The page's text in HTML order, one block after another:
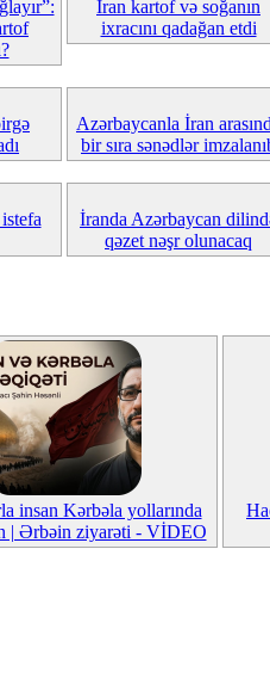
İran kartof və soğanın
ixracını qadağan etdi
Azərbaycanla İran
bir sıra sənədlər
İranda Azərbaycan
qəzet nəşr olunacaq
insan Kərbəla yollarında
| Ərbəin ziyarəti - VİDEO